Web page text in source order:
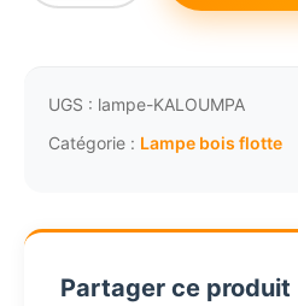
de
flotté
chanvre
35cm
UGS : lampe-KALOUMPA
Catégorie : Lampe bois flotte
Partager ce produit